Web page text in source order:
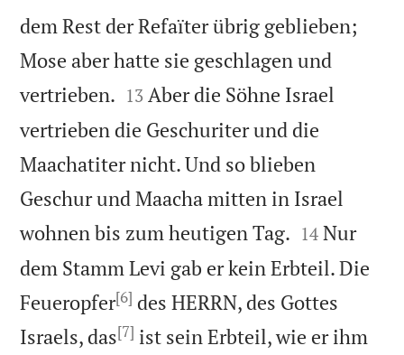
dem Rest der Refaïter übrig geblieben;
Mose aber hatte sie geschlagen und
vertrieben. 

13 Aber die Söhne Israel
vertrieben die Geschuriter und die
Maachatiter nicht. Und so blieben
Geschur und Maacha mitten in Israel
wohnen bis zum heutigen Tag. 

14 Nur
dem Stamm Levi gab er kein Erbteil. Die
Feueropfer[6] des HERRN, des Gottes
Israels, das[7] ist sein Erbteil, wie er ihm